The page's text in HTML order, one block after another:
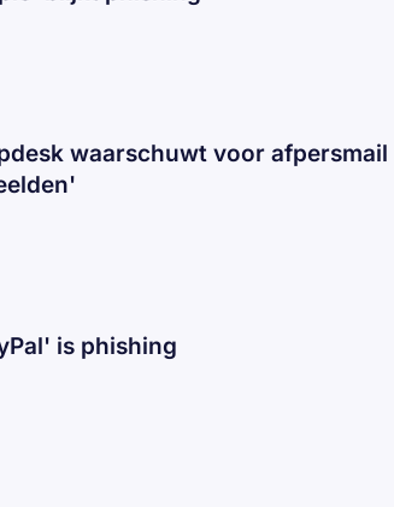
waarschuwt voor
is phishing